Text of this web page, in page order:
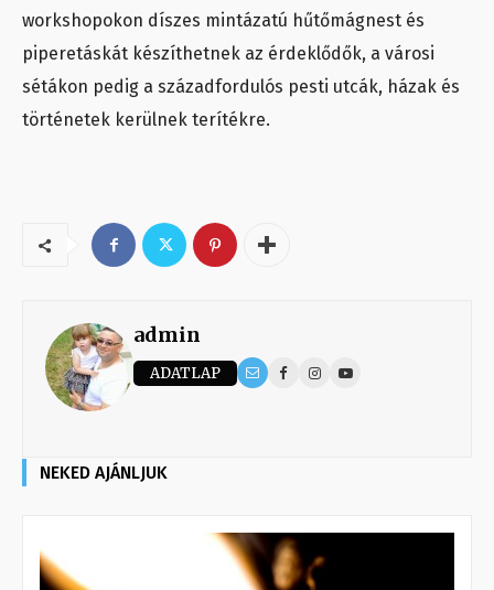
workshopokon díszes mintázatú hűtőmágnest és
piperetáskát készíthetnek az érdeklődők, a városi
sétákon pedig a századfordulós pesti utcák, házak és
történetek kerülnek terítékre.
admin
ADATLAP
NEKED AJÁNLJUK